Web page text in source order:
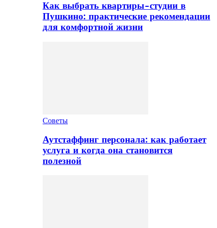
Как выбрать квартиры-студии в
Пушкино: практические рекомендации
для комфортной жизни
Советы
Аутстаффинг персонала: как работает
услуга и когда она становится
полезной